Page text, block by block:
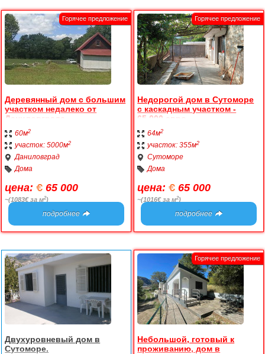
Деревянный дом с большим
участком недалеко от
Даниловграда
60м2
участок: 5000м2
Даниловград
Дома
цена: 65 000
~(1083€ за м2)
подробнее
Недорогой дом в Сутоморе
с каскадным участком -
65.000 евро
64м2
участок: 355м2
Сутоморе
Дома
цена: 65 000
~(1016€ за м2)
подробнее
Двухуровневый дом в
Сутоморе.
Небольшой, готовый к
проживанию, дом в